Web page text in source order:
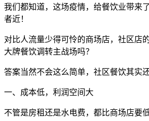
我们都知道，这场疫情，给餐饮业带来
者近！
对比人流量少得可怜的商场店，社区店
大牌餐饮调转主战场吗？
答案当然不会这么简单，社区餐饮其实
一、成本低，利润空间大
不管是房租还是水电费，都比商场店要